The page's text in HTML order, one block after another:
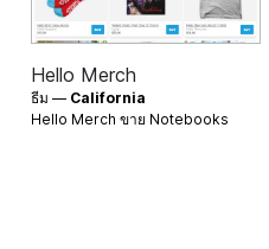
Hello Merch
ธีม — California
Hello Merch ขาย Notebooks